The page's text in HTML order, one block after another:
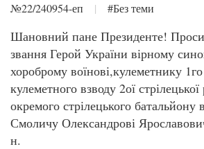
№22/240954-еп | #Без теми
Шановний пане Президенте!
звання Герой України вірному
хороброму воїнові,кулеметнику
кулеметного взводу 2ої
окремого стрілецького
Смоличу Олександрові
н.